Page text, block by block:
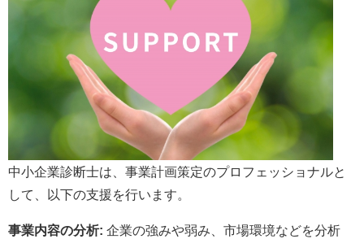
中小企業診断士は、事業計画策定のプロフェッショナルと
して、以下の支援を行います。
事業内容の分析: 企業の強みや弱み、市場環境などを分析